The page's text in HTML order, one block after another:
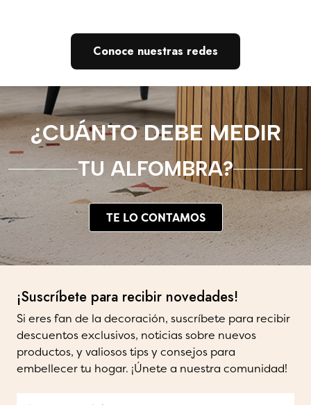
Conoce nuestras redes
¿CUÁNTO DEBE MEDIR
TU ALFOMBRA?
TE LO CONTAMOS
¡Suscríbete para recibir novedades!
Si eres fan de la decoración, suscríbete para recibir
descuentos exclusivos, noticias sobre nuevos
productos, y valiosos tips y consejos para
embellecer tu hogar. ¡Únete a nuestra comunidad!